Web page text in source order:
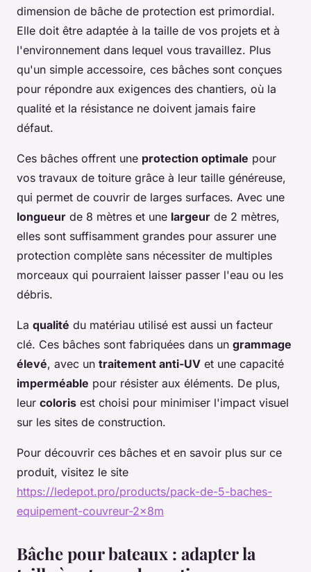
dimension de bâche de protection est primordial.
Elle doit être adaptée à la taille de vos projets et à
l'environnement dans lequel vous travaillez. Plus
qu'un simple accessoire, ces bâches sont conçues
pour répondre aux exigences des chantiers, où la
qualité et la résistance ne doivent jamais faire
défaut.
Ces bâches offrent une protection optimale pour
vos travaux de toiture grâce à leur taille généreuse,
qui permet de couvrir de larges surfaces. Avec une
longueur de 8 mètres et une largeur de 2 mètres,
elles sont suffisamment grandes pour assurer une
protection complète sans nécessiter de multiples
morceaux qui pourraient laisser passer l'eau ou les
débris.
La qualité du matériau utilisé est aussi un facteur
clé. Ces bâches sont fabriquées dans un grammage
élevé, avec un traitement anti-UV et une capacité
imperméable pour résister aux éléments. De plus,
leur coloris est choisi pour minimiser l'impact visuel
sur les sites de construction.
Pour découvrir ces bâches et en savoir plus sur ce
produit, visitez le site
https://ledepot.pro/products/pack-de-5-baches-
equipement-couvreur-2x8m
Bâche pour bateaux : adapter la